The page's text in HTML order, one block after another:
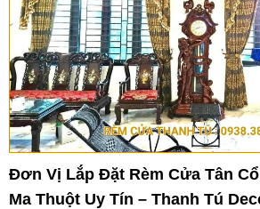
Đơn Vị Lắp Đặt Rèm Cửa Tân
Ma Thuột Uy Tín – Thanh Tú